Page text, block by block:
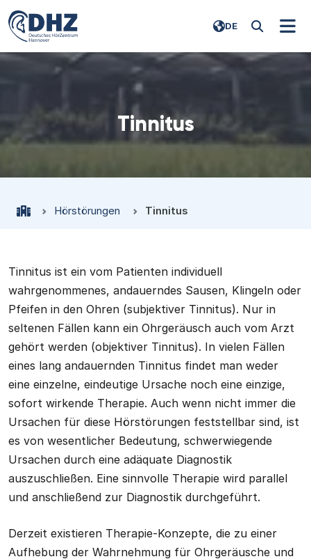
DE
Tinnitus
Hörstörungen Tinnitus
Tinnitus ist ein vom Patienten individuell
wahrgenommenes, andauerndes Sausen, Klingeln oder
Pfeifen in den Ohren (subjektiver Tinnitus). Nur in
seltenen Fällen kann ein Ohrgeräusch auch vom Arzt
gehört werden (objektiver Tinnitus). In vielen Fällen
eines lang andauernden Tinnitus findet man weder
eine einzelne, eindeutige Ursache noch eine einzige,
sofort wirkende Therapie. Auch wenn nicht immer die
Ursachen für diese Hörstörungen feststellbar sind, ist
es von wesentlicher Bedeutung, schwerwiegende
Ursachen durch eine adäquate Diagnostik
auszuschließen. Eine sinnvolle Therapie wird parallel
und anschließend zur Diagnostik durchgeführt.
Derzeit existieren Therapie-Konzepte, die zu einer
Aufhebung der Wahrnehmung für Ohrgeräusche und